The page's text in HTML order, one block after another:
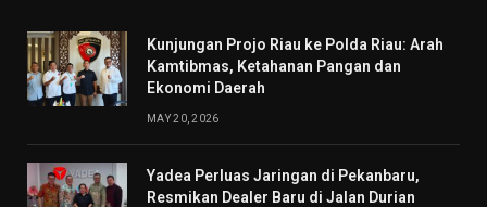
Kunjungan Projo Riau ke Polda Riau: Arah
Kamtibmas, Ketahanan Pangan dan
Ekonomi Daerah
MAY 20, 2026
Yadea Perluas Jaringan di Pekanbaru,
Resmikan Dealer Baru di Jalan Durian